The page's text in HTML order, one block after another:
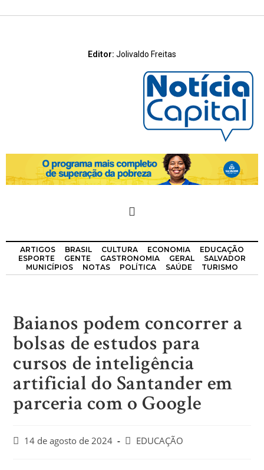
Editor: Jolivaldo Freitas
ARTIGOS BRASIL CULTURA ECONOMIA
EDUCAÇÃO
ESPORTE
GENTE GASTRONOMIA GERAL
SALVADOR
MUNICÍPIOS
NOTAS POLÍTICA SAÚDE TURISMO
Baianos podem concorrer a
bolsas de estudos para
cursos de inteligência
artificial do Santander em
parceria com o Google
14 de agosto de 2024 EDUCAÇÃO